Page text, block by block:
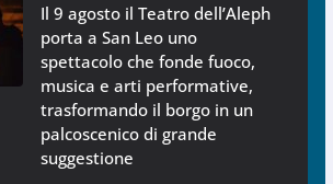
Il 9 agosto il Teatro dell’Aleph
porta a San Leo uno
spettacolo che fonde fuoco,
musica e arti performative,
trasformando il borgo in un
palcoscenico di grande
suggestione